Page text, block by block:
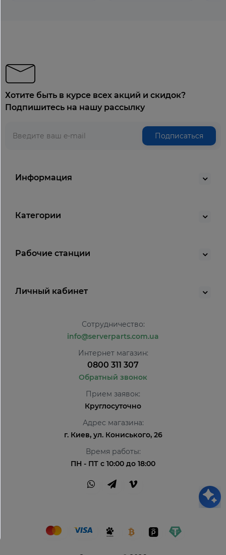
Хотите быть в курсе всех акций и скидок?
Подпишитесь на нашу рассылку
Подписаться
Информация
Категории
Рабочие станции
Личный кабинет
Сотрудничество:
info@serverparts.com.ua
Интернет магазин:
0800 311 307
Обратный звонок
Прием заявок:
Круглосуточно
Адрес магазина:
г. Киев, ул. Кониського, 26
Время работы:
ПН - ПТ с 10:00 до 18:00